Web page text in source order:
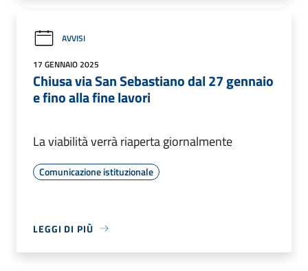
AVVISI
17 GENNAIO 2025
Chiusa via San Sebastiano dal 27 gennaio
e fino alla fine lavori
La viabilità verrà riaperta giornalmente
Comunicazione istituzionale
LEGGI DI PIÙ